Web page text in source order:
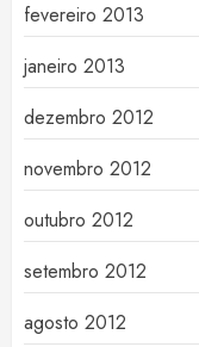
fevereiro 2013
janeiro 2013
dezembro 2012
novembro 2012
outubro 2012
setembro 2012
agosto 2012